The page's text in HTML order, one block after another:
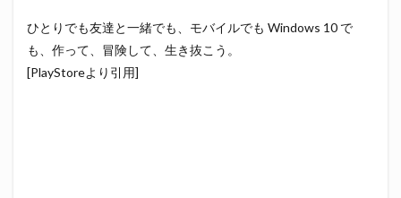
ひとりでも友達と一緒でも、モバイルでも Windows 10 で
も、作って、冒険して、生き抜こう。
[PlayStoreより引用]